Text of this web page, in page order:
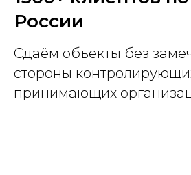
России
Сдаём объекты без
стороны
принимающих